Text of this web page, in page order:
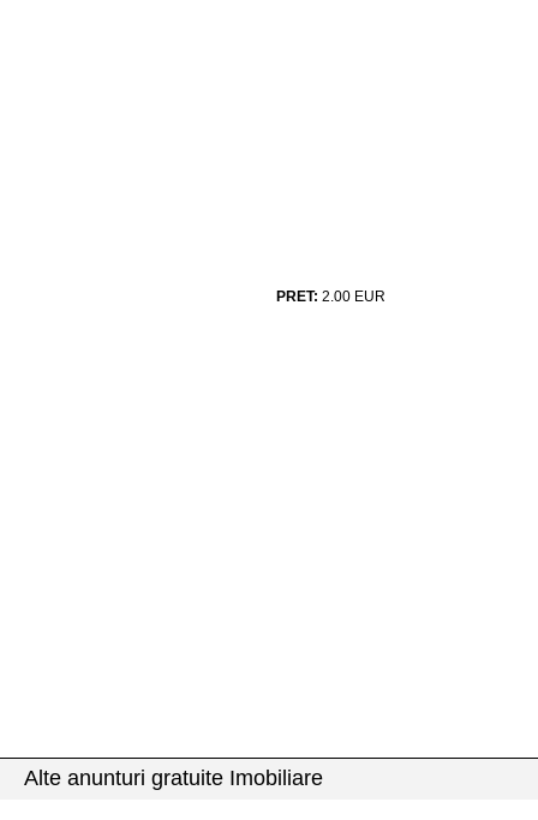
PRET: 2.00 EUR
Alte anunturi gratuite Imobiliare